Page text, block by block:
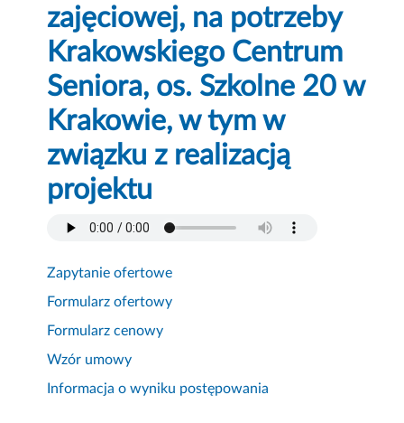
zajęciowej, na potrzeby
Krakowskiego Centrum
Seniora, os. Szkolne 20 w
Krakowie, w tym w
związku z realizacją
projektu
Zapytanie ofertowe
Formularz ofertowy
Formularz cenowy
Wzór umowy
Informacja o wyniku postępowania